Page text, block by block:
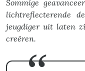
Sommige
lichtreflecterende
jeugdiger uit laten
creëren.